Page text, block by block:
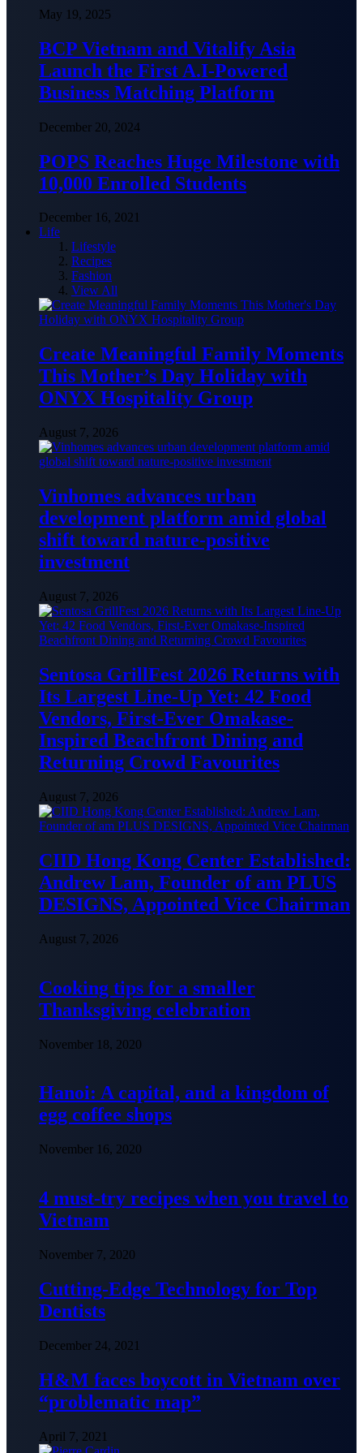
May 19, 2025
BCP Vietnam and Vitalify Asia
Launch the First A.I-Powered
Business Matching Platform
December 20, 2024
POPS Reaches Huge Milestone with
10,000 Enrolled Students
December 16, 2021
Life
Lifestyle
Recipes
Fashion
View All
Create Meaningful Family Moments
This Mother’s Day Holiday with
ONYX Hospitality Group
August 7, 2026
Vinhomes advances urban
development platform amid global
shift toward nature-positive
investment
August 7, 2026
Sentosa GrillFest 2026 Returns with
Its Largest Line-Up Yet: 42 Food
Vendors, First-Ever Omakase-
Inspired Beachfront Dining and
Returning Crowd Favourites
August 7, 2026
CIID Hong Kong Center Established:
Andrew Lam, Founder of am PLUS
DESIGNS, Appointed Vice Chairman
August 7, 2026
Cooking tips for a smaller
Thanksgiving celebration
November 18, 2020
Hanoi: A capital, and a kingdom of
egg coffee shops
November 16, 2020
4 must-try recipes when you travel to
Vietnam
November 7, 2020
Cutting-Edge Technology for Top
Dentists
December 24, 2021
H&M faces boycott in Vietnam over
“problematic map”
April 7, 2021